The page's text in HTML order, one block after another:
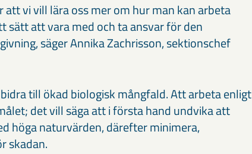
vi vill lära oss mer om hur man kan arbeta
sätt att vara med och ta ansvar för den
säger Annika Zachrisson, sektionschef
till ökad biologisk mångfald. Att arbeta enligt
det vill säga att i första hand undvika att
höga naturvärden, därefter minimera,
skadan.